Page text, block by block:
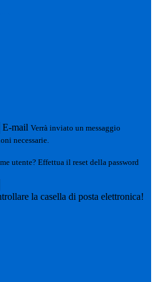
E-mail Verrà inviato un messaggio
necessarie.
utente? Effettua il reset della password
la casella di posta elettronica!